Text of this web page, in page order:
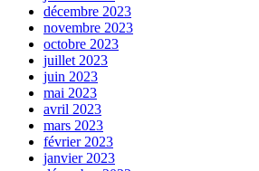
décembre 2023
novembre 2023
octobre 2023
juillet 2023
juin 2023
mai 2023
avril 2023
mars 2023
février 2023
janvier 2023